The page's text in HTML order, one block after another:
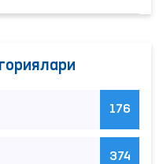
176
374